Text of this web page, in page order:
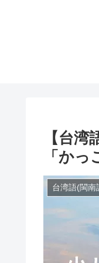
【台
「か
台湾語(閩南